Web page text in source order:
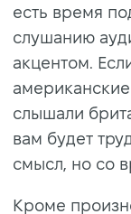
есть время
слушанию
акцентом.
слышали
вам будет
смысл, но со
Кроме